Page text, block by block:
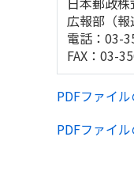
広報部（報
電話：03-
FAX：03-
PDFファイ
PDFファイ